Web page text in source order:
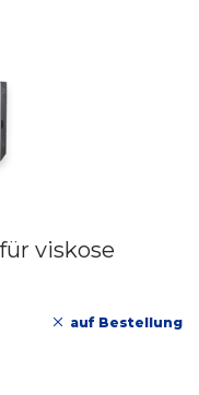
viskose
auf Bestellung